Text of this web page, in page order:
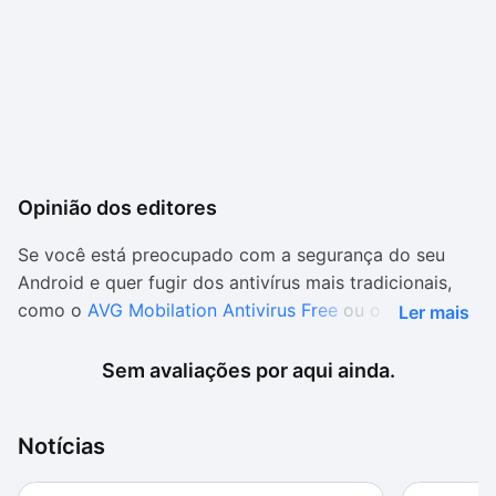
Opinião dos editores
Se você está preocupado com a segurança do seu
Android e quer fugir dos antivírus mais tradicionais,
como o AVG Mobilation Antivirus Free ou o
FREE é uma opção interessante com várias
Intuitivo e completo
A interface, totalmente em português, é muito bonita,
Ler mais
Sem avaliações por aqui ainda.
Notícias